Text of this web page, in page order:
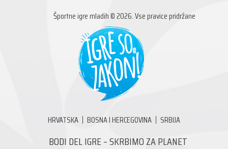
Športne igre mladih © 2026. Vse pravice pridržane
HRVATSKA BOSNA I HERCEGOVINA SRBIJA
BODI DEL IGRE – SKRBIMO ZA PLANET